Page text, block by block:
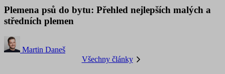
Plemena psů do bytu: Přehled nejlepších malých a
středních plemen
Martin Daneš
Všechny články